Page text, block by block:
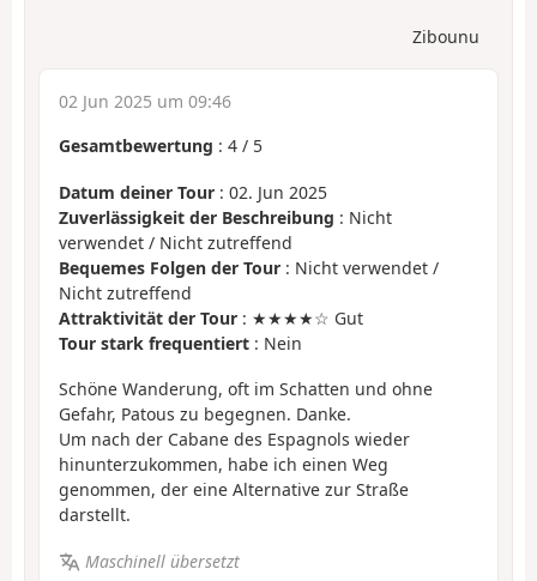
Zibounu
02 Jun 2025 um 09:46
Gesamtbewertung : 4 / 5
Datum deiner Tour : 02. Jun 2025
Zuverlässigkeit der Beschreibung : Nicht
verwendet / Nicht zutreffend
Bequemes Folgen der Tour : Nicht verwendet /
Nicht zutreffend
Attraktivität der Tour : ★★★★☆ Gut
Tour stark frequentiert : Nein
Schöne Wanderung, oft im Schatten und ohne
Gefahr, Patous zu begegnen. Danke.
Um nach der Cabane des Espagnols wieder
hinunterzukommen, habe ich einen Weg
genommen, der eine Alternative zur Straße
darstellt.
Maschinell übersetzt